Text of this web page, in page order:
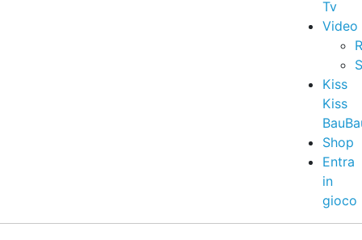
Tv
Video
Kiss
Kiss
Shop
Entra
in
gioco